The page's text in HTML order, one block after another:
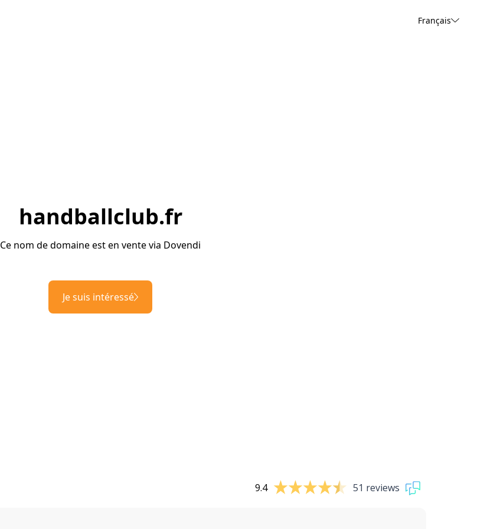
Français
handballclub.fr
Ce nom de domaine est en vente via Dovendi
Je suis intéressé
9.4 51 reviews